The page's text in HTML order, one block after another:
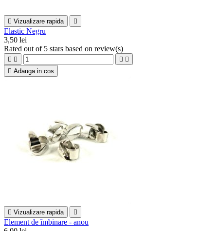
 Vizualizare rapida 
Elastic Negru
3,50 lei
Rated out of 5 stars based on review(s)
   
 Adauga in cos
 Vizualizare rapida 
Element de îmbinare - anou